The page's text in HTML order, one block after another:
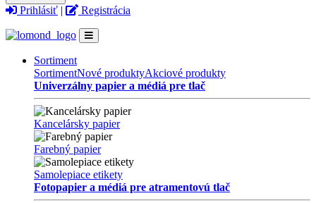
Prihlásiť | Registrácia
Sortiment
SortimentNové produktyAkciové produkty
Univerzálny papier a médiá pre tlač
Kancelársky papier
Farebný papier
Samolepiace etikety
Fotopapier a médiá pre atramentovú tlač